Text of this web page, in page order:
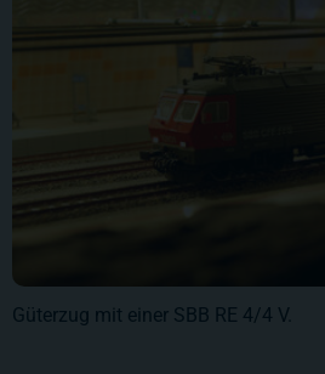
Güterzug mit einer SBB RE 4/4 V.